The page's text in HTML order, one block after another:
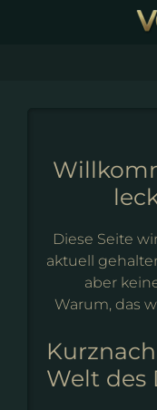
Diese Seite
aktuell
aber
Warum, das
Welt des